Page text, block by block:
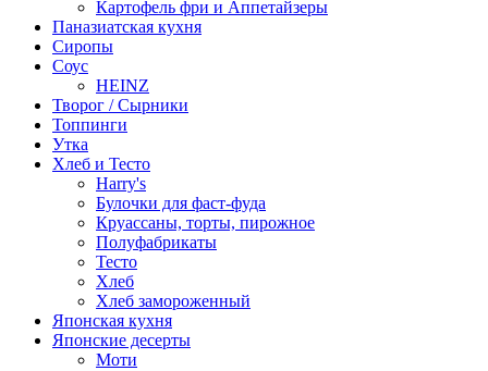
Картофель фри и Аппетайзеры
Паназиатская кухня​
Сиропы
Соус
HEINZ
Творог / Сырники
Топпинги
Утка
Хлеб и Тесто
Harry's
Булочки для фаст-фуда
Круассаны, торты, пирожное
Полуфабрикаты
Тесто
Хлеб
Хлеб замороженный
Японская кухня
Японские десерты
Моти